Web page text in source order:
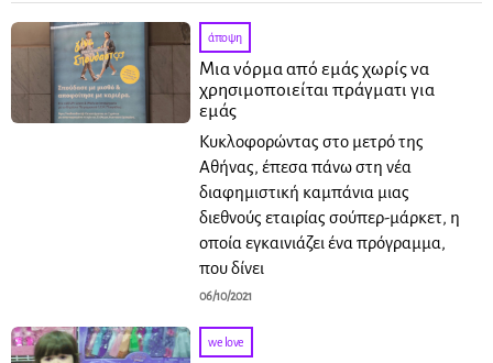
άποψη
Μια νόρμα από εμάς χωρίς να
χρησιμοποιείται πράγματι για
εμάς
Κυκλοφορώντας στο μετρό της
Αθήνας, έπεσα πάνω στη νέα
διαφημιστική καμπάνια μιας
διεθνούς εταιρίας σούπερ-μάρκετ, η
οποία εγκαινιάζει ένα πρόγραμμα,
που δίνει
06/10/2021
we love